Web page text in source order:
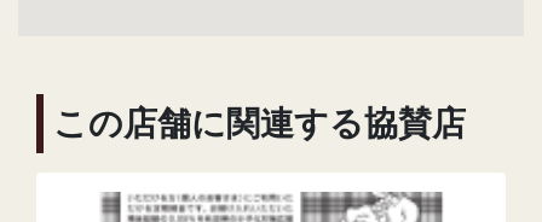
この店舗に関連する協賛店